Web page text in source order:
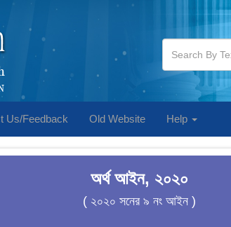
Us/Feedback Old Website Help
অর্থ আইন, ২০২০
( ২০২০ সনের ৯ নং আইন )